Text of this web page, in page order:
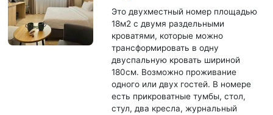
Это двухместный номер площадью
18м2 с двумя раздельными
кроватями, которые можно
трансформировать в одну
двуспальную кровать шириной
180см. Возможно проживание
одного или двух гостей. В номере
есть прикроватные тумбы, стол,
стул, два кресла, журнальный